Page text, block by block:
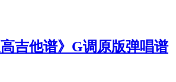
吉他谱》G调原版弹唱谱